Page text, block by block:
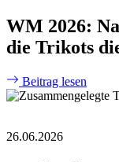
WM 2026:
die Trikots
Beitrag lesen
26.06.2026